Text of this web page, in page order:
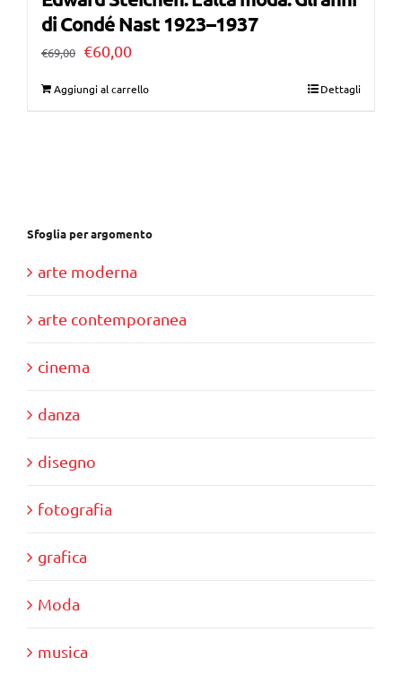
di Condé Nast 1923–1937
€69,00 Il
€60,00Il
Aggiungi al carrello Dettagli
Sfoglia per argomento
arte moderna
arte contemporanea
cinema
danza
disegno
fotografia
grafica
Moda
musica